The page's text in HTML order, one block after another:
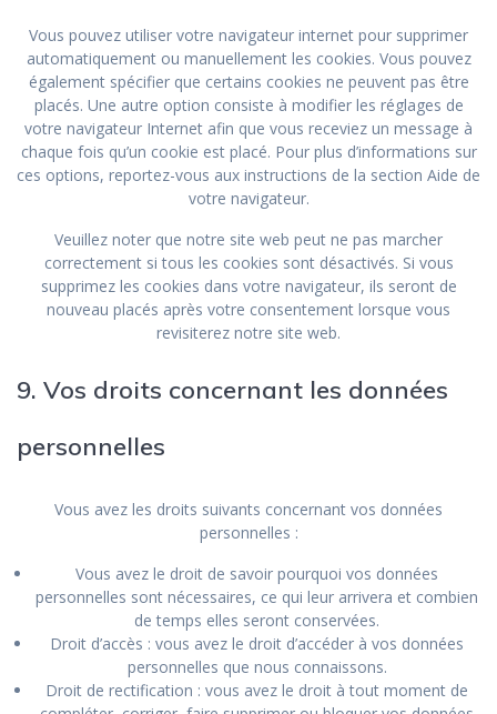
Vous pouvez utiliser votre navigateur internet pour supprimer
automatiquement ou manuellement les cookies. Vous pouvez
également spécifier que certains cookies ne peuvent pas être
placés. Une autre option consiste à modifier les réglages de
votre navigateur Internet afin que vous receviez un message à
chaque fois qu’un cookie est placé. Pour plus d’informations sur
ces options, reportez-vous aux instructions de la section Aide de
votre navigateur.
Veuillez noter que notre site web peut ne pas marcher
correctement si tous les cookies sont désactivés. Si vous
supprimez les cookies dans votre navigateur, ils seront de
nouveau placés après votre consentement lorsque vous
revisiterez notre site web.
9. Vos droits concernant les données
personnelles
Vous avez les droits suivants concernant vos données
personnelles :
Vous avez le droit de savoir pourquoi vos données
personnelles sont nécessaires, ce qui leur arrivera et combien
de temps elles seront conservées.
Droit d’accès : vous avez le droit d’accéder à vos données
personnelles que nous connaissons.
Droit de rectification : vous avez le droit à tout moment de